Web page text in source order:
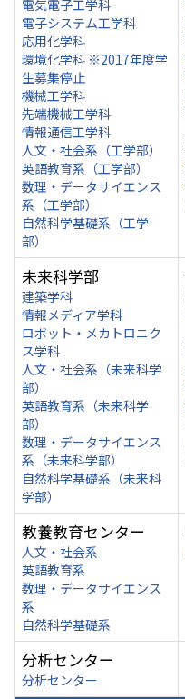
電気電子工学科
電子システム工学科
応用化学科
環境化学科 ※2017年度学
生募集停止
機械工学科
先端機械工学科
情報通信工学科
人文・社会系（工学部）
英語教育系（工学部）
数理・データサイエンス
系（工学部）
自然科学基礎系（工学
部）
未来科学部
建築学科
情報メディア学科
ロボット・メカトロニク
ス学科
人文・社会系（未来科学
部）
英語教育系（未来科学
部）
数理・データサイエンス
系（未来科学部）
自然科学基礎系（未来科
学部）
教養教育センター
人文・社会系
英語教育系
数理・データサイエンス
系
自然科学基礎系
分析センター
分析センター